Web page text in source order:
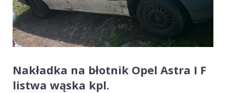
Nakładka na błotnik Opel Astra I F
listwa wąska kpl.